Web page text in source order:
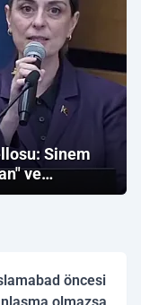
Sinem
ve
öncesi
olmazsa